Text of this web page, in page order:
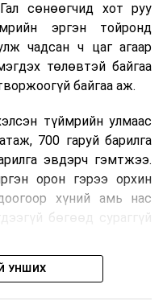
сөнөөгчид хот руу
эргэн тойронд
чадсан ч цаг агаар
төлөвтэй байгаа
байгаа аж.
түймрийн улмаас
700 гаруй барилга
эвдэрч гэмтжээ.
орон гэрээ орхин
хүний амь нас
бөгөөд сураггүй
нэг голомтыг
УНШИХ